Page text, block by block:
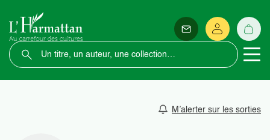
M’alerter sur les sorties